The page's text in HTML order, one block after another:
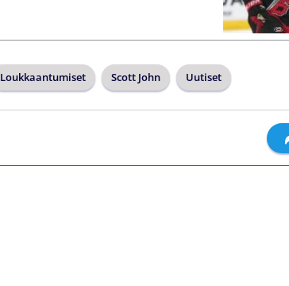
Loukkaantumiset Scott John Uutiset